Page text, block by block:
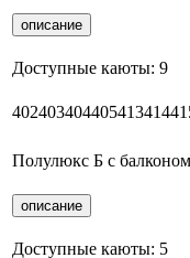
описание
Доступные каюты: 9
402403404405413414
Полулюкс Б с
описание
Доступные каюты: 5